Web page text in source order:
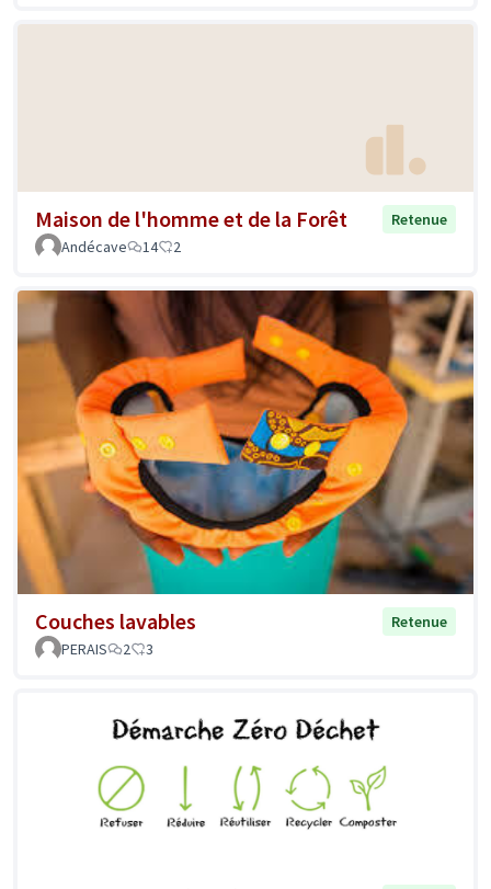
Maison de l'homme et de la Forêt
Retenue
Andécave
14 2
Couches lavables
Retenue
PERAIS
2 3